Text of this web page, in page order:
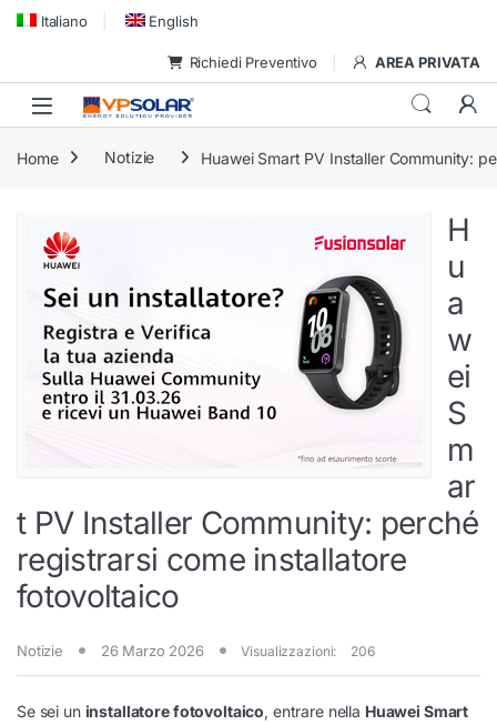
Skip to navigation
Skip to content
Italiano English
Richiedi Preventivo AREA PRIVATA
Home Notizie Huawei Smart PV Installer Community:
H
u
a
w
ei
S
m
ar
t PV Installer Community: perché
registrarsi come installatore
fotovoltaico
Notizie 26 Marzo 2026 Visualizzazioni: 206
Se sei un installatore fotovoltaico, entrare nella Huawei Smart